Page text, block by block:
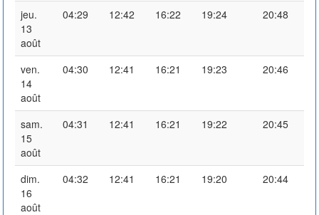
jeu.
13
août
04:29 12:42 16:22 19:24 20:48
ven.
14
août
04:30 12:41 16:21 19:23 20:46
sam.
15
août
04:31 12:41 16:21 19:22 20:45
dim.
16
août
04:32 12:41 16:21 19:20 20:44